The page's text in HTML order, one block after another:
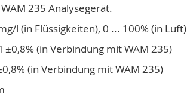
235 Analysegerät.
l (in Flüssigkeiten), 0 ... 100% (in Luft)
±0,8% (in Verbindung mit WAM 235)
(in Verbindung mit WAM 235)